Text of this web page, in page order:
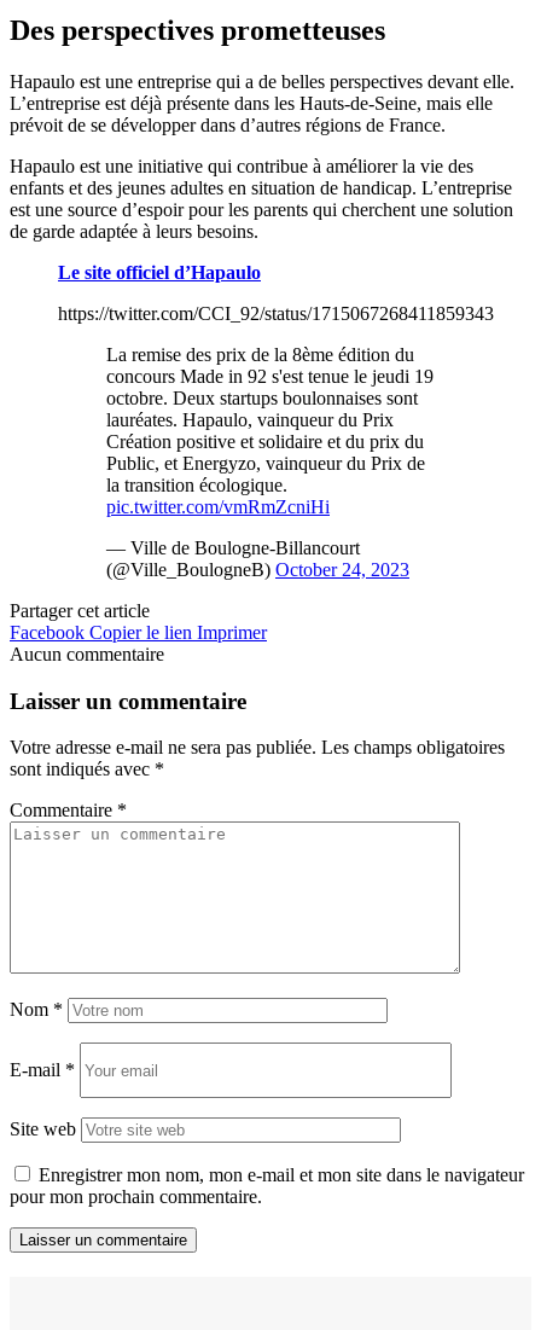
Des perspectives prometteuses
Hapaulo est une entreprise qui a de belles perspectives devant elle.
L’entreprise est déjà présente dans les Hauts-de-Seine, mais elle
prévoit de se développer dans d’autres régions de France.
Hapaulo est une initiative qui contribue à améliorer la vie des
enfants et des jeunes adultes en situation de handicap. L’entreprise
est une source d’espoir pour les parents qui cherchent une solution
de garde adaptée à leurs besoins.
Le site officiel d’Hapaulo
https://twitter.com/CCI_92/status/1715067268411859343
La remise des prix de la 8ème édition du
concours Made in 92 s'est tenue le jeudi 19
octobre. Deux startups boulonnaises sont
lauréates. Hapaulo, vainqueur du Prix
Création positive et solidaire et du prix du
Public, et Energyzo, vainqueur du Prix de
la transition écologique.
pic.twitter.com/vmRmZcniHi
— Ville de Boulogne-Billancourt
(@Ville_BoulogneB) October 24, 2023
Partager cet article
Facebook Copier le lien Imprimer
Aucun commentaire
Laisser un commentaire
Votre adresse e-mail ne sera pas publiée. Les champs obligatoires
sont indiqués avec *
Commentaire *
Nom *
E-mail *
Site web
Enregistrer mon nom, mon e-mail et mon site dans le navigateur
pour mon prochain commentaire.